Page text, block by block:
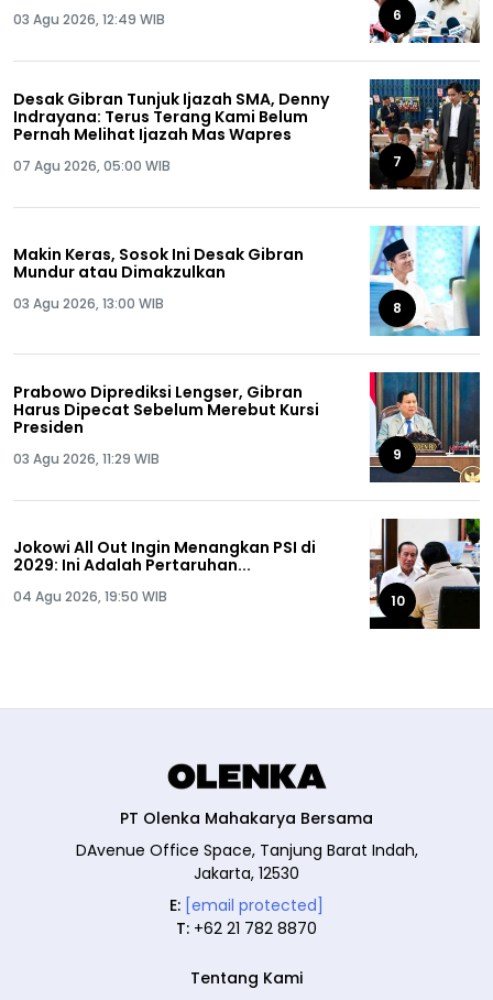
03 Agu 2026, 12:49 WIB 6
Desak Gibran Tunjuk Ijazah SMA, Denny
Indrayana: Terus Terang Kami Belum
Pernah Melihat Ijazah Mas Wapres
07 Agu 2026, 05:00 WIB 7
Makin Keras, Sosok Ini Desak Gibran
Mundur atau Dimakzulkan
03 Agu 2026, 13:00 WIB 8
Prabowo Diprediksi Lengser, Gibran
Harus Dipecat Sebelum Merebut Kursi
Presiden
03 Agu 2026, 11:29 WIB 9
Jokowi All Out Ingin Menangkan PSI di
2029: Ini Adalah Pertaruhan...
04 Agu 2026, 19:50 WIB 10
PT Olenka Mahakarya Bersama
DAvenue Office Space, Tanjung Barat Indah,
Jakarta, 12530
E: [email protected]
T: +62 21 782 8870
Tentang Kami